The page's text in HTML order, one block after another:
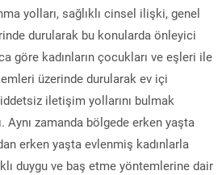
yolları, sağlıklı cinsel ilişki, genel
durularak bu konularda önleyici
göre kadınların çocukları ve eşleri ile
üzerinde durularak ev içi
iletişim yollarını bulmak
Aynı zamanda bölgede erken yaşta
erken yaşta evlenmiş kadınlarla
duygu ve baş etme yöntemlerine dair